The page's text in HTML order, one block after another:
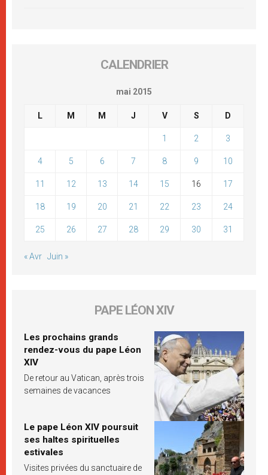
CALENDRIER
mai 2015
L M M J V S D
1 2 3
4 5 6 7 8 9 10
11 12 13 14 15 16 17
18 19 20 21 22 23 24
25 26 27 28 29 30 31
« Avr Juin »
PAPE LÉON XIV
Les prochains grands
rendez-vous du pape Léon
XIV
De retour au Vatican, après trois
semaines de vacances
Le pape Léon XIV poursuit
ses haltes spirituelles
estivales
Visites privées du sanctuaire de